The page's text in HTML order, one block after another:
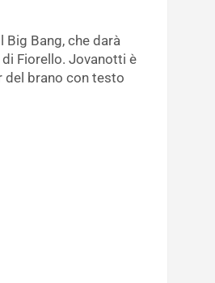
Bang, che darà
Fiorello. Jovanotti è
del brano con testo